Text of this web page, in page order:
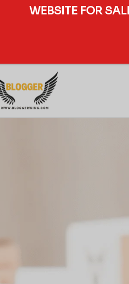
WEBSITE FOR